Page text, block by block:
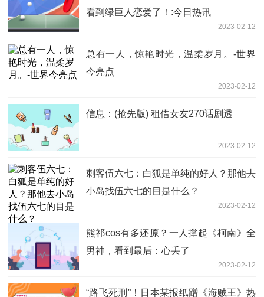
看到绿巨人恋爱了！:今日热讯
2023-02-12
总有一人，惊艳时光，温柔岁月。-世界
今亮点
2023-02-12
信息：(抢先版) 租借女友270话剧透
2023-02-12
刺客伍六七：白狐是单纯的好人？那他去
小岛找伍六七的目是什么？
2023-02-12
熊祁cos有多还原？一人撑起《柯南》全
男神，看到最后：心丢了
2023-02-12
“路飞死刑”！日本某报纸蹭《海贼王》热